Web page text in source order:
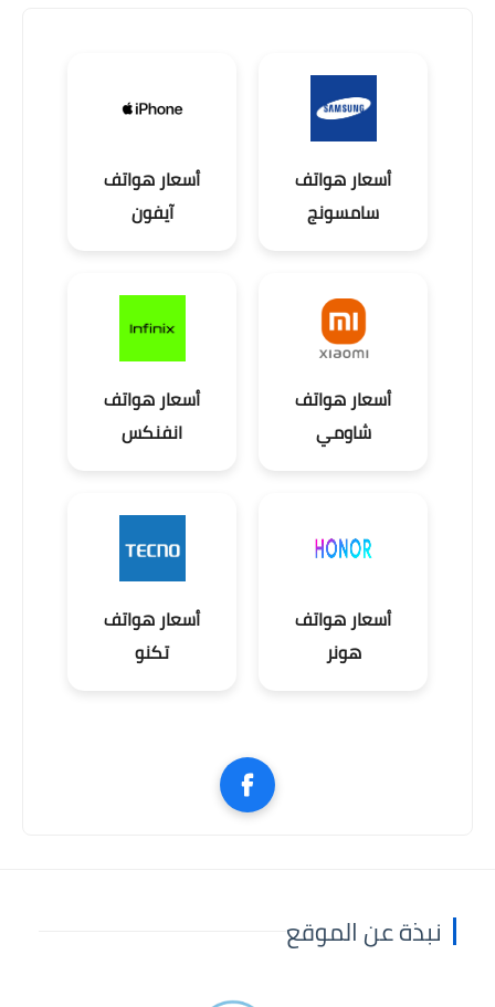
أسعار هواتف
سامسونج
أسعار هواتف
آيفون
أسعار هواتف
شاومي
أسعار هواتف
انفنكس
أسعار هواتف
هونر
أسعار هواتف
تكنو
نبذة عن الموقع